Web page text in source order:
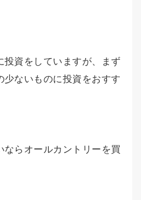
投資をしていますが、まず
少ないものに投資をおすす
ならオールカントリーを買